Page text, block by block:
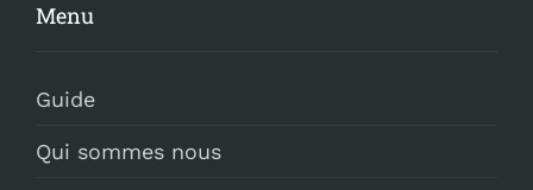
Menu
Guide
Qui sommes nous